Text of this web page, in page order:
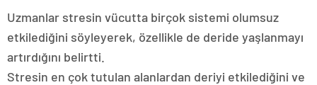
Uzmanlar stresin vücutta birçok sistemi olumsuz
etkilediğini söyleyerek, özellikle de deride yaşlanmayı
artırdığını belirtti.
Stresin en çok tutulan alanlardan deriyi etkilediğini ve